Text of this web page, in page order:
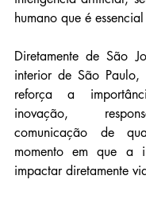
humano que é
Diretamente de São
interior de São Paulo,
reforça a
inovação,
comunicação de
momento em que a
impactar diretamente